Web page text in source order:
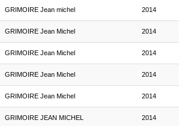
GRIMOIRE Jean michel 2014
GRIMOIRE Jean Michel 2014
GRIMOIRE Jean Michel 2014
GRIMOIRE Jean Michel 2014
GRIMOIRE Jean Michel 2014
GRIMOIRE JEAN MICHEL 2014